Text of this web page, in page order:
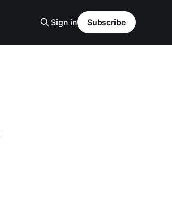
Sign in Subscribe